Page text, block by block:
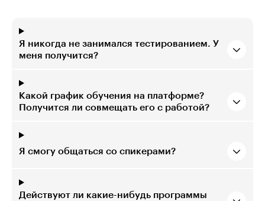
Я никогда не занимался тестированием. У
меня получится?
Какой график обучения на платформе?
Получится ли совмещать его с работой?
Я смогу общаться со спикерами?
Действуют ли какие-нибудь программы